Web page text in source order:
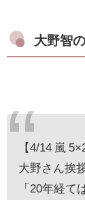
大野智
【4/14 嵐
大野さん挨
「20年経て